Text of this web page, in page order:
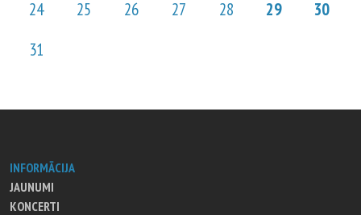
24
25 26 27 28 29
30
31
INFORMĀCIJA
JAUNUMI
KONCERTI